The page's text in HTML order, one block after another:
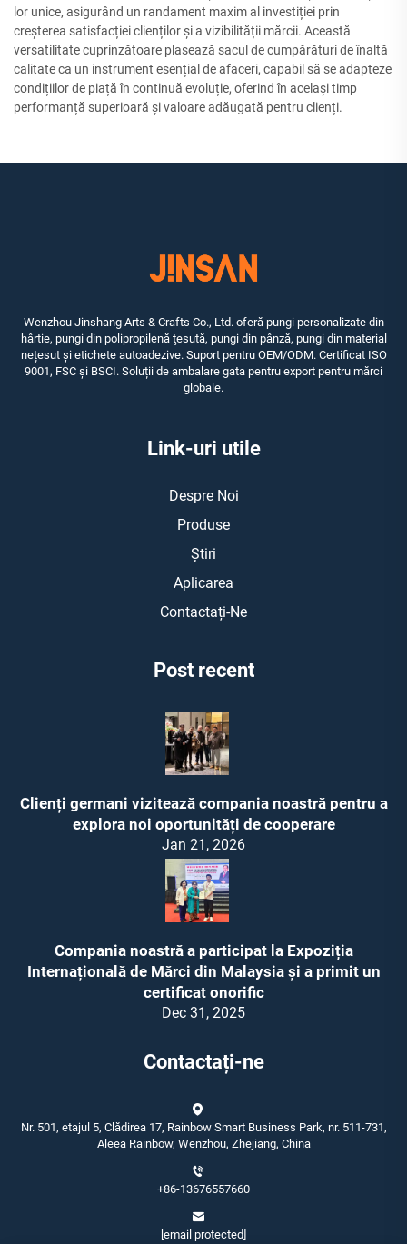
lor unice, asigurând un randament maxim al investiției prin
creșterea satisfacției clienților și a vizibilității mărcii. Această
versatilitate cuprinzătoare plasează sacul de cumpărături de înaltă
calitate ca un instrument esențial de afaceri, capabil să se adapteze
condițiilor de piață în continuă evoluție, oferind în același timp
performanță superioară și valoare adăugată pentru clienți.
Wenzhou Jinshang Arts & Crafts Co., Ltd. oferă pungi personalizate din
hârtie, pungi din polipropilenă ţesută, pungi din pânză, pungi din material
nețesut și etichete autoadezive. Suport pentru OEM/ODM. Certificat ISO
9001, FSC și BSCI. Soluții de ambalare gata pentru export pentru mărci
globale.
Link-uri utile
Despre Noi
Produse
Știri
Aplicarea
Contactați-Ne
Post recent
Clienți germani vizitează compania noastră pentru a
explora noi oportunități de cooperare
Jan 21, 2026
Compania noastră a participat la Expoziția
Internațională de Mărci din Malaysia și a primit un
certificat onorific
Dec 31, 2025
Contactați-ne
Nr. 501, etajul 5, Clădirea 17, Rainbow Smart Business Park, nr. 511-731,
Aleea Rainbow, Wenzhou, Zhejiang, China
+86-13676557660
[email protected]